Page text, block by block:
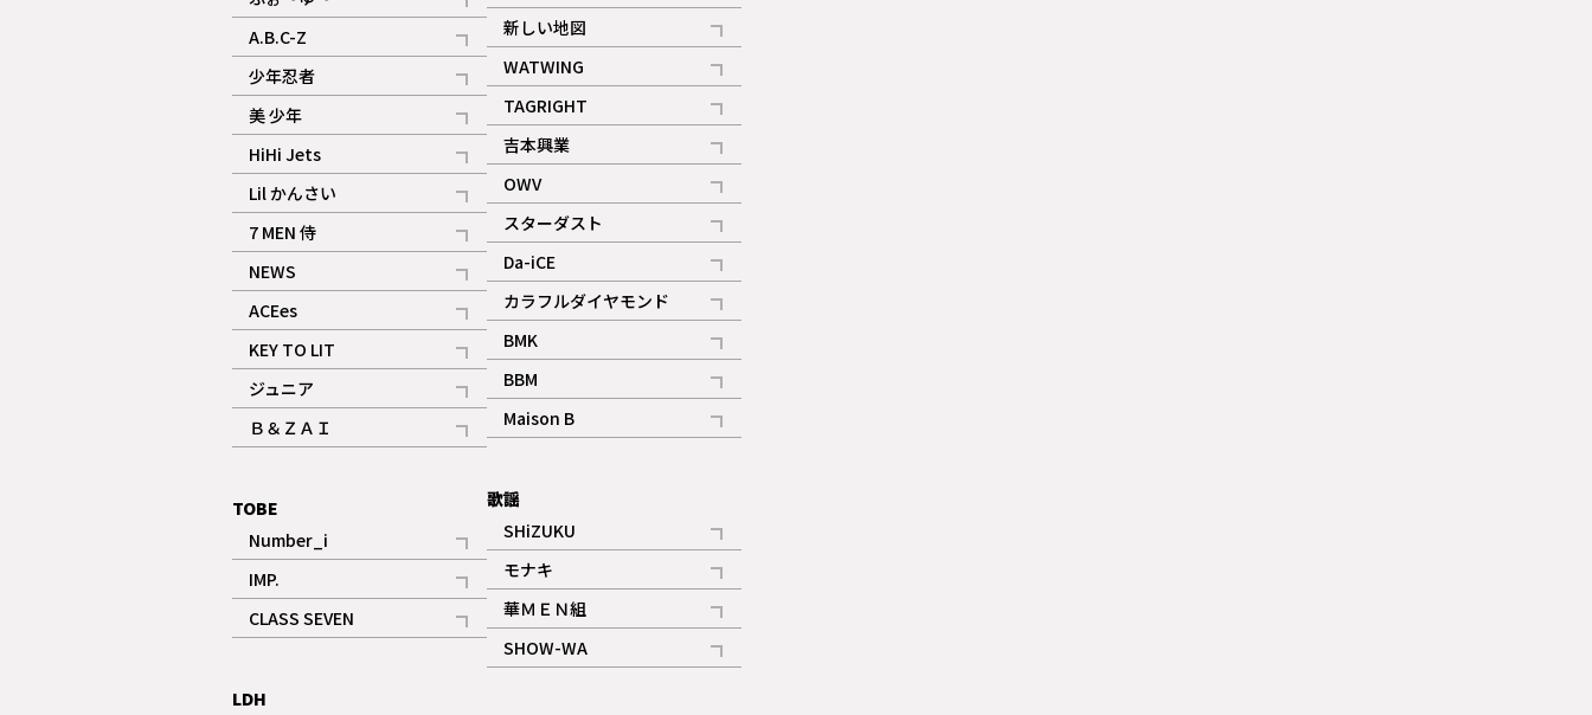
記事
A.B.C-Z
記事
ギャラリー
少年忍者
記事
美 少年
記事
HiHi Jets
記事
Lil かんさい
記事
7 MEN 侍
記事
NEWS
記事
ACEes
記事
KEY TO LIT
記事
ジュニア
記事
Ｂ＆ＺＡＩ
記事
TOBE
Number_i
記事
IMP.
記事
CLASS SEVEN
記事
LDH
記事
新しい地図
記事
WATWING
記事
TAGRIGHT
記事
吉本興業
記事
OWV
記事
ギャラリー
スターダスト
記事
Da-iCE
記事
カラフルダイヤモンド
記事
BMK
記事
ギャラリー
BBM
記事
ギャラリー
Maison B
記事
歌謡
SHiZUKU
記事
モナキ
記事
華ＭＥＮ組
記事
SHOW-WA
記事